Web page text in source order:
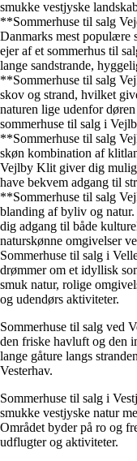
smukke vestjyske
**Sommerhuse til salg
Danmarks mest populære
ejer af et sommerhus til
lange sandstrande,
**Sommerhuse til salg
skov og strand, hvilket
naturen lige udenfor
sommerhuse til salg i
**Sommerhuse til salg
skøn kombination af
Vejlby Klit giver dig
have bekvem adgang til
**Sommerhuse til salg
blanding af byliv og
dig adgang til både
naturskønne omgivelser
Sommerhuse til salg i
drømmer om et idyllisk
smuk natur, rolige
og udendørs aktiviteter.
Sommerhuse til salg ved
den friske havluft og den
lange gåture langs
Vesterhav.
Sommerhuse til salg i
smukke vestjyske natur
Området byder på ro og
udflugter og aktiviteter.